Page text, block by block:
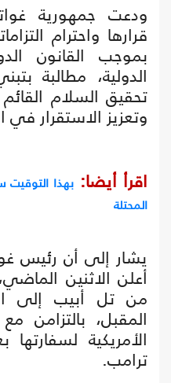
ودعت جمهورية
قرارها واحترام
بموجب القانون
الدولية، مطالبة
تحقيق السلام
وتعزيز الاستقرار في
اقرأ أيضا: بهذا التوقيت
المحتلة
يشار إلى أن رئيس
أعلن الاثنين
من تل أبيب إلى
المقبل، بالتزامن
الأمريكية لسفارتها
ترامب.